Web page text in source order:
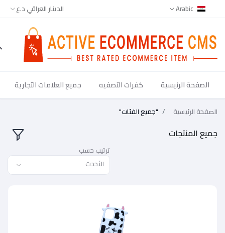
Arabic الدينار العراقي د.ع
الصفحة الرئيسية كفرات التصفيه جميع العلامات التجارية
الرئيسية "جميع الفئات"
المنتجات
ترتيب حسب
الأحدث